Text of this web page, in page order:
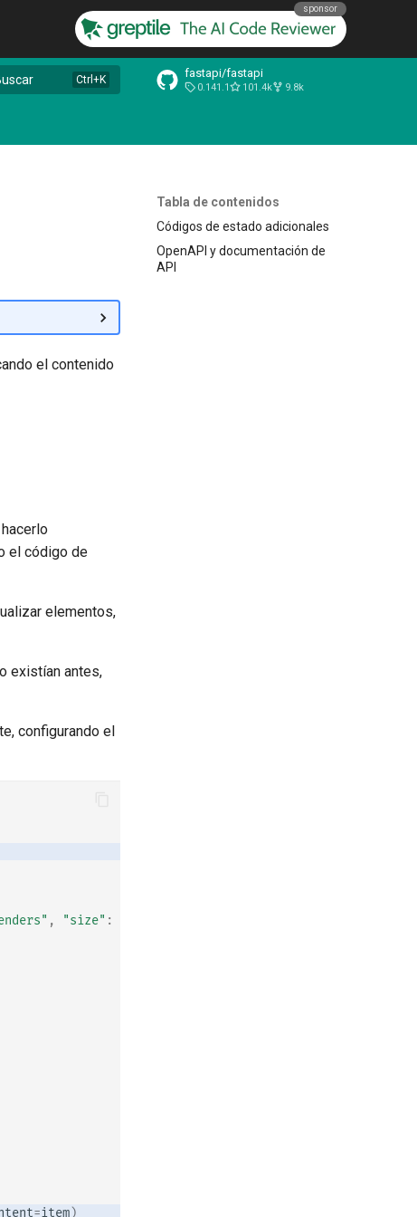
sponsor
fastapi/fastapi
0.141.1 101.4k 9.8k
Tabla de contenidos
Códigos de estado adicionales
OpenAPI y documentación de
API
el contenido
el código de
elementos,
existían antes,
configurando el
, "size" :
=item)